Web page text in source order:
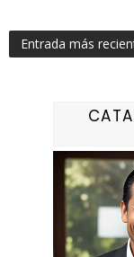
Entrada más